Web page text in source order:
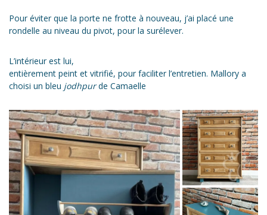
Pour éviter que la porte ne frotte à nouveau, j’ai placé une
rondelle au niveau du pivot, pour la surélever.
L’intérieur est lui,
entièrement peint et vitrifié, pour faciliter l’entretien. Mallory a
choisi un bleu jodhpurde Camaelle